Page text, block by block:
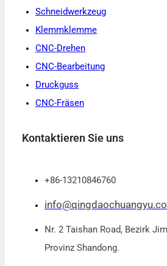
Schneidwerkzeug
Klemmklemme
CNC-Drehen
CNC-Bearbeitung
Druckguss
CNC-Fräsen
Kontaktieren Sie uns
+86-13210846760
Nr. 2 Taishan Road, Bezirk
Provinz Shandong.